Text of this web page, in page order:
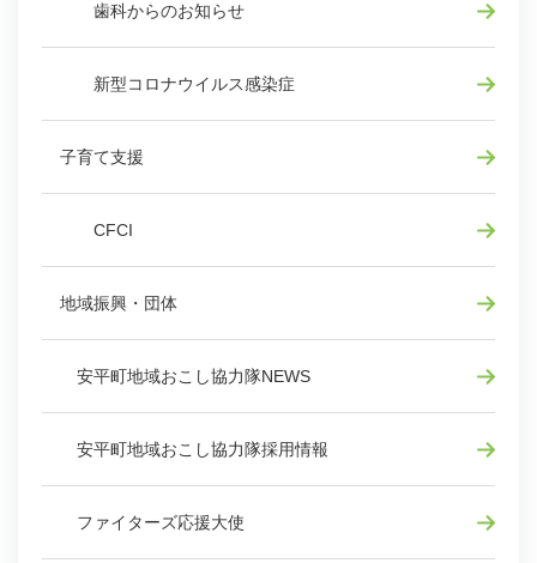
歯科からのお知らせ
新型コロナウイルス感染症
子育て支援
CFCI
地域振興・団体
安平町地域おこし協力隊NEWS
安平町地域おこし協力隊採用情報
ファイターズ応援大使